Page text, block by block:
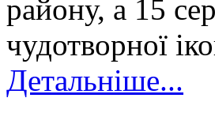
району, а 15
чудотворної
Детальніше...